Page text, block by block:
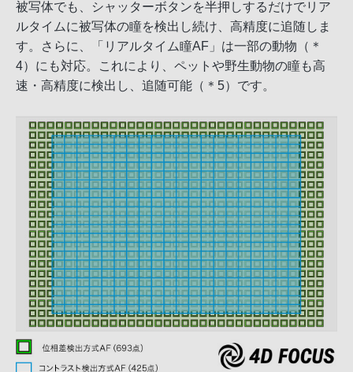
被写体でも、シャッターボタンを半押しするだけでリア
ルタイムに被写体の瞳を検出し続け、高精度に追随しま
す。さらに、「リアルタイム瞳AF」は一部の動物（＊
4）にも対応。これにより、ペットや野生動物の瞳も高
速・高精度に検出し、追随可能（＊5）です。